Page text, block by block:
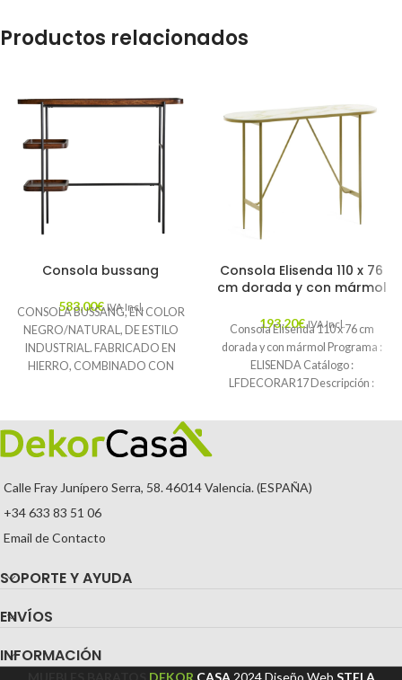
Productos relacionados
Consola bussang
583,00€ IVA Incl.
CONSOLA BUSSANG, EN COLOR
NEGRO/NATURAL, DE ESTILO
INDUSTRIAL. FABRICADO EN
HIERRO, COMBINADO CON
🚚Envío Gratuito.
Consola Elisenda 110 x 76
cm dorada y con mármol
193,20€ IVA Incl.
Consola Elisenda 110 x 76 cm
dorada y con mármol Programa :
ELISENDA Catálogo :
LFDECORAR17 Descripción :
Calle Fray Junípero Serra, 58. 46014 Valencia. (ESPAÑA)
+34 633 83 51 06
Email de Contacto
SOPORTE Y AYUDA
ENVÍOS
INFORMACIÓN
DEKOR CASA 2024Diseño Web STELA